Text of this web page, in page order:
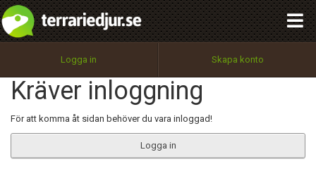
Logga in Skapa konto
Kräver inloggning
För att komma åt sidan behöver du vara inloggad!
Logga in
Utför
100%
OK
integritetspolicy
Namn:
Epost:
Begär nytt lösenord
Tillbaka till förstasidan